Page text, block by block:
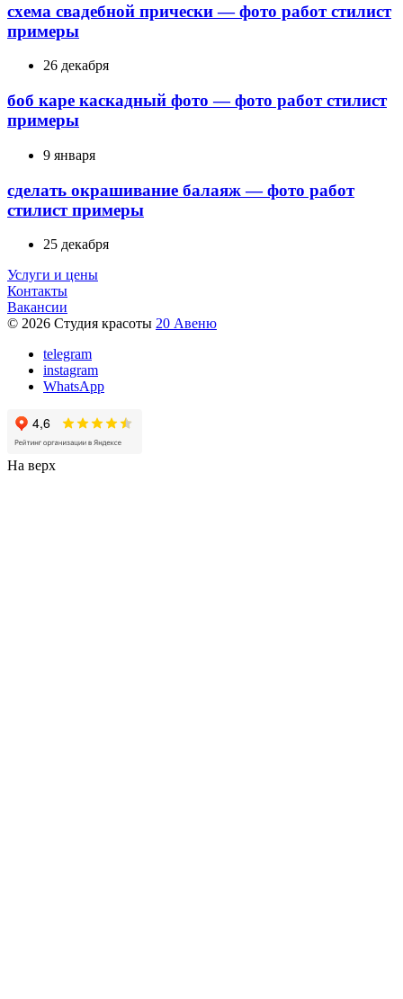
схема свадебной прически — фото работ стилист
примеры
26 декабря
боб каре каскадный фото — фото работ стилист
примеры
9 января
сделать окрашивание балаяж — фото работ
стилист примеры
25 декабря
Услуги и цены
Контакты
Вакансии
© 2026 Студия красоты 20 Авеню
telegram
instagram
WhatsApp
На верх